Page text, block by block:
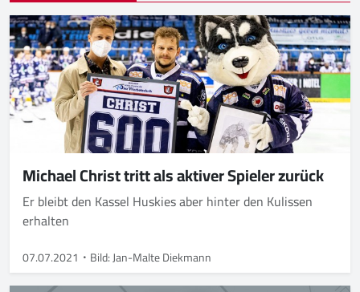
Michael Christ tritt als aktiver Spieler zurück
Er bleibt den Kassel Huskies aber hinter den Kulissen
erhalten
07.07.2021 Bild: Jan-Malte Diekmann